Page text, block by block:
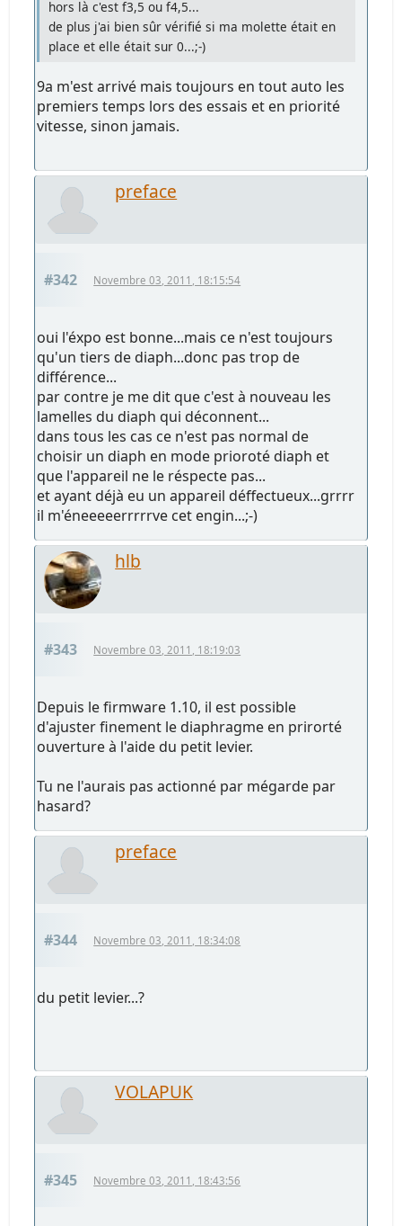
hors là c'est f3,5 ou f4,5...
de plus j'ai bien sûr vérifié si ma molette était en
place et elle était sur 0...;-)
9a m'est arrivé mais toujours en tout auto les
premiers temps lors des essais et en priorité
vitesse, sinon jamais.
preface
#342 Novembre 03, 2011, 18:15:54
oui l'éxpo est bonne...mais ce n'est toujours
qu'un tiers de diaph...donc pas trop de
différence...
par contre je me dit que c'est à nouveau les
lamelles du diaph qui déconnent...
dans tous les cas ce n'est pas normal de
choisir un diaph en mode prioroté diaph et
que l'appareil ne le réspecte pas...
et ayant déjà eu un appareil déffectueux...grrrr
il m'éneeeeerrrrrve cet engin...;-)
hlb
#343 Novembre 03, 2011, 18:19:03
Depuis le firmware 1.10, il est possible
d'ajuster finement le diaphragme en prirorté
ouverture à l'aide du petit levier.
Tu ne l'aurais pas actionné par mégarde par
hasard?
preface
#344 Novembre 03, 2011, 18:34:08
du petit levier...?
VOLAPUK
#345 Novembre 03, 2011, 18:43:56